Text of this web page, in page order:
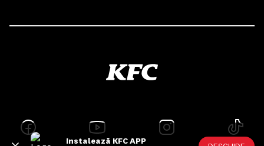
Instalează KFC APP